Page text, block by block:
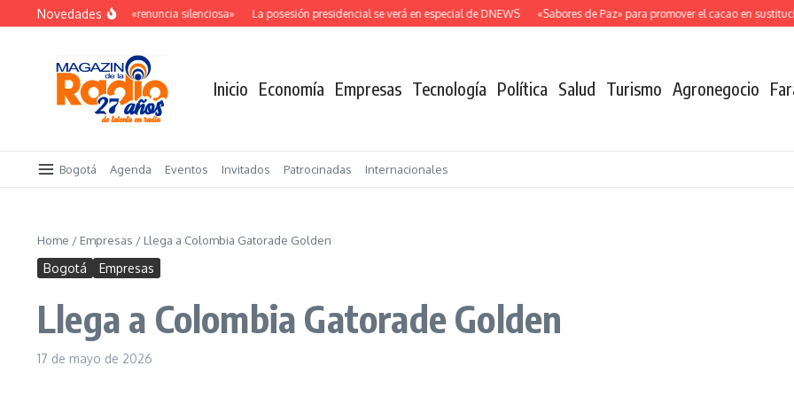
Saltar al contenido
Novedades
El costo oculto de la «renuncia silenciosa» La posesión presidencial se verá en especial de DNEWS «Sabores de Paz» para promover el cacao en sustitución
Inicio Economía Empresas Tecnología Política Salud Turismo Agronegocio
Bogotá Agenda Eventos Invitados Patrocinadas Internacionales
Home / Empresas / Llega a Colombia Gatorade Golden
Bogotá Empresas
Llega a Colombia Gatorade Golden
17 de mayo de 2026